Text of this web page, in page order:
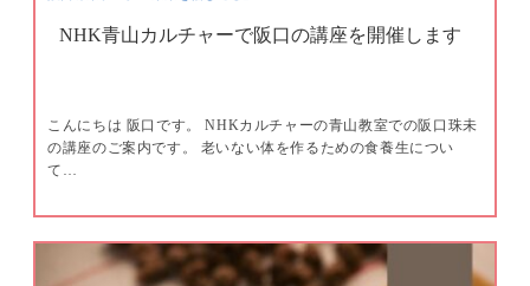
NHK青山カルチャーで阪口の講座を開催します
こんにちは 阪口です。 NHKカルチャーの青山教室での阪口珠未
の講座のご案内です。 老いない体を作るための食養生につい
て…